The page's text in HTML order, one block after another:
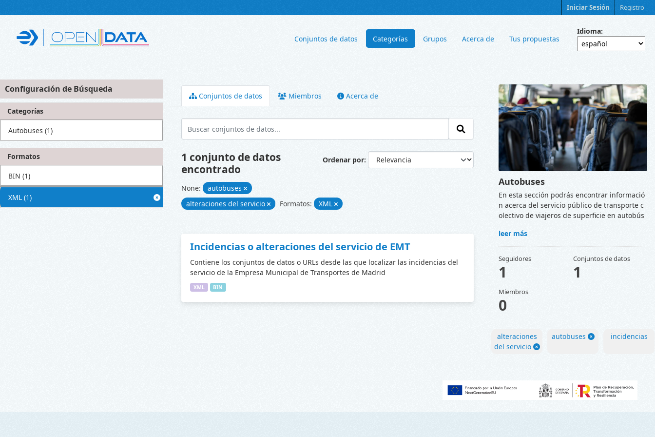
Iniciar Sesión Registro
Conjuntos de datos Categorías Grupos Acerca de Tus propuestas
Idioma
Configuración de Búsqueda
Categorías
Autobuses (1)
Formatos
BIN (1)
XML (1)
Conjuntos de datos Miembros Acerca de
Ordenar por
1 conjunto de datos
encontrado
None:
autobuses
alteraciones del servicio
Formatos: XML
Incidencias o alteraciones del servicio de EMT
Contiene los conjuntos de datos o URLs desde las que localizar las incidencias del
servicio de la Empresa Municipal de Transportes de Madrid
XML BIN
Autobuses
En esta sección podrás encontrar informació
n acerca del servicio público de transporte c
olectivo de viajeros de superficie en autobús
leer más
Seguidores
1
Conjuntos de datos
1
Miembros
0
alteraciones
del servicio
autobuses incidencias